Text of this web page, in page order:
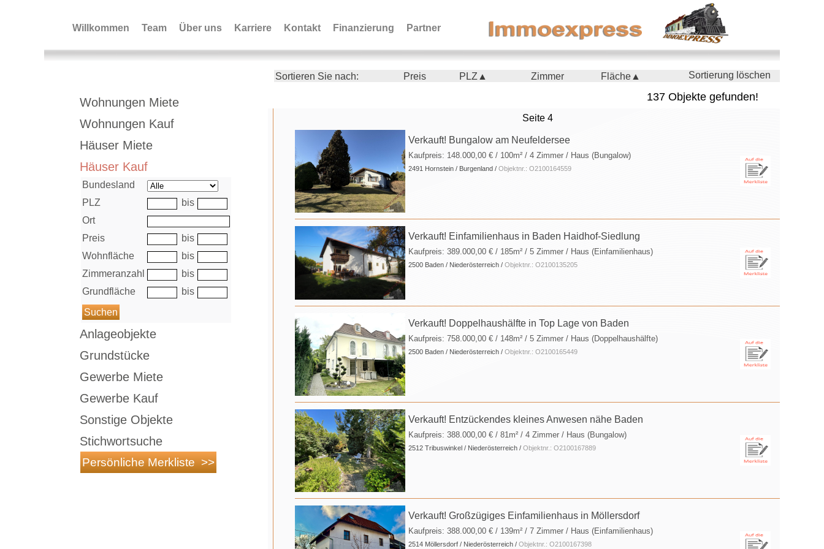
Willkommen Team Über uns Karriere Kontakt Finanzierung Partner
Sortieren Sie nach: Preis PLZ▲ Zimmer Fläche▲
Sortierung löschen
Immobiliensuche+Bild
Wohnungen Miete
Wohnungen Kauf
Häuser Miete
Häuser Kauf
Bundesland
PLZ
bis
Ort
Preis
bis
Wohnfläche
bis
Zimmeranzahl
bis
Grundfläche
bis
Anlageobjekte
Grundstücke
Gewerbe Miete
Gewerbe Kauf
Sonstige Objekte
Stichwortsuche
137 Objekte gefunden!
Seite 4
Verkauft! Bungalow am Neufeldersee
Kaufpreis: 148.000,00 € / 100m² / 4 Zimmer / Haus (Bungalow)
2491 Hornstein / Burgenland / Objektnr.: O2100164559
Verkauft! Einfamilienhaus in Baden Haidhof-Siedlung
Kaufpreis: 389.000,00 € / 185m² / 5 Zimmer / Haus (Einfamilienhaus)
2500 Baden / Niederösterreich / Objektnr.: O2100135205
Verkauft! Doppelhaushälfte in Top Lage von Baden
Kaufpreis: 758.000,00 € / 148m² / 5 Zimmer / Haus (Doppelhaushälfte)
2500 Baden / Niederösterreich / Objektnr.: O2100165449
Verkauft! Entzückendes kleines Anwesen nähe Baden
Kaufpreis: 388.000,00 € / 81m² / 4 Zimmer / Haus (Bungalow)
2512 Tribuswinkel / Niederösterreich / Objektnr.: O2100167889
Verkauft! Großzügiges Einfamilienhaus in Möllersdorf
Kaufpreis: 388.000,00 € / 139m² / 7 Zimmer / Haus (Einfamilienhaus)
2514 Möllersdorf / Niederösterreich / Objektnr.: O2100167398